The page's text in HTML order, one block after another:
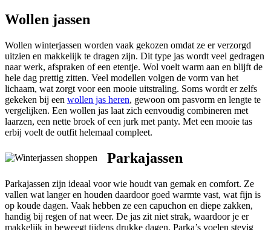
Wollen jassen
Wollen winterjassen worden vaak gekozen omdat ze er verzorgd
uitzien en makkelijk te dragen zijn. Dit type jas wordt veel gedragen
naar werk, afspraken of een etentje. Wol voelt warm aan en blijft de
hele dag prettig zitten. Veel modellen volgen de vorm van het
lichaam, wat zorgt voor een mooie uitstraling. Soms wordt er zelfs
gekeken bij een wollen jas heren, gewoon om pasvorm en lengte te
vergelijken. Een wollen jas laat zich eenvoudig combineren met
laarzen, een nette broek of een jurk met panty. Met een mooie tas
erbij voelt de outfit helemaal compleet.
Parkajassen
Parkajassen zijn ideaal voor wie houdt van gemak en comfort. Ze
vallen wat langer en houden daardoor goed warmte vast, wat fijn is
op koude dagen. Vaak hebben ze een capuchon en diepe zakken,
handig bij regen of nat weer. De jas zit niet strak, waardoor je er
makkelijk in beweegt tijdens drukke dagen. Parka’s voelen stevig